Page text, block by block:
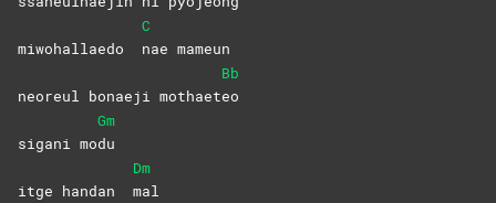
miwohallaedo
C
nae mameun
neoreul bonaeji mothaet
Bb
eo
sigani mo
Gm
du
itge handan
Dm
mal